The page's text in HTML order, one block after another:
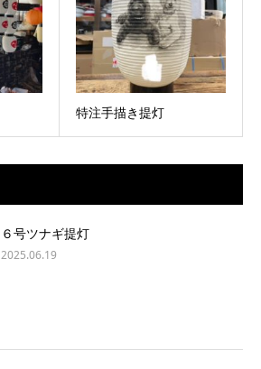
特注手描き提灯
６号ツナギ提灯
2025.06.19